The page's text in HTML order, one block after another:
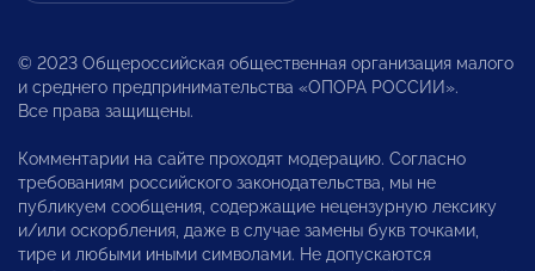
© 2023 Общероссийская общественная организация малого
и среднего предпринимательства «ОПОРА РОССИИ».
Все права защищены.
Комментарии на сайте проходят модерацию. Согласно
требованиям российского законодательства, мы не
публикуем сообщения, содержащие нецензурную лексику
и/или оскорбления, даже в случае замены букв точками,
тире и любыми иными символами. Не допускаются